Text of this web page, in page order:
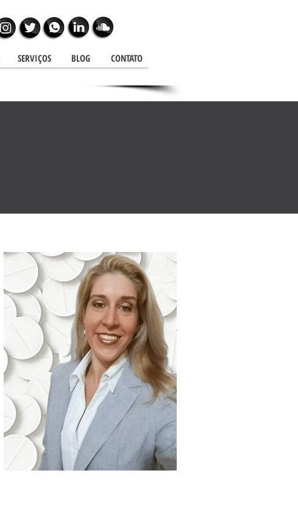
SERVIÇOS BLOG CONTATO